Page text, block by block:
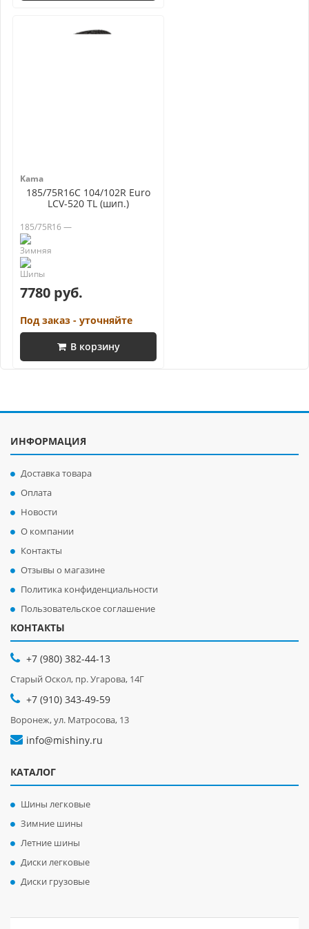
Kama
185/75R16C 104/102R Euro
LCV-520 TL (шип.)
185/75R16 —
7780 руб.
Под заказ - уточняйте
В корзину
ИНФОРМАЦИЯ
Доставка товара
Оплата
Новости
О компании
Контакты
Отзывы о магазине
Политика конфиденциальности
Пользовательское соглашение
КОНТАКТЫ
+7 (980) 382-44-13
Старый Оскол, пр. Угарова, 14Г
+7 (910) 343-49-59
Воронеж, ул. Матросова, 13
info@mishiny.ru
КАТАЛОГ
Шины легковые
Зимние шины
Летние шины
Диски легковые
Диски грузовые